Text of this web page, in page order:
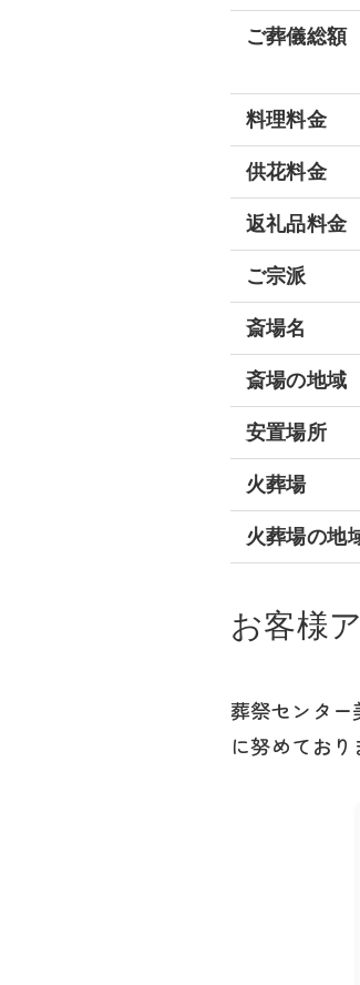
ご葬儀総額
料理料金
供花料金
返礼品料金
ご宗派
斎場名
斎場の地域
安置場所
火葬場
火葬場の地
お客様
葬祭センタ
に努めており